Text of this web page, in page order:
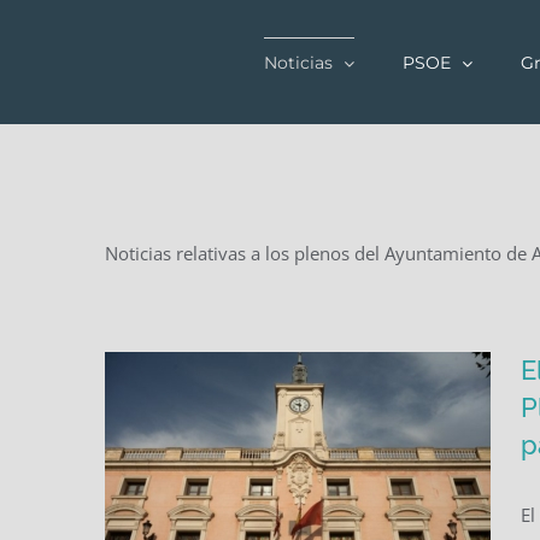
Noticias PSOE
Noticias relativas a los plenos del Ayuntamiento de